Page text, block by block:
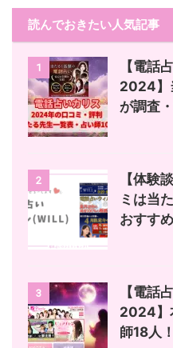
読んでおきたい人気記事
1
【電話
2024】
が調査
2
【体験
ミは当
おすす
3
【電話
2024】
師18人！